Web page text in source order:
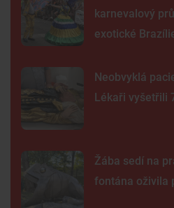
karnevalový
exotické
Neobvyklá
Lékaři vyšetřili
Žába sedí na
fontána oživila